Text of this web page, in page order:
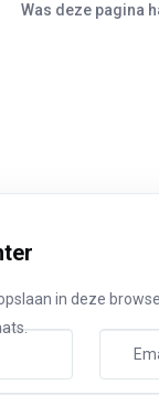
Was deze pagina
in deze